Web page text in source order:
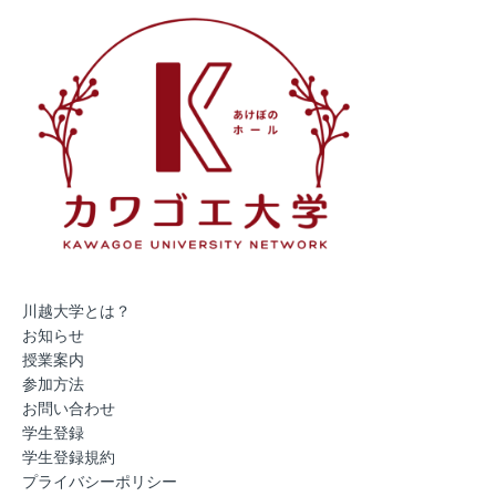
川越大学とは？
お知らせ
授業案内
参加方法
お問い合わせ
学生登録
学生登録規約
プライバシーポリシー